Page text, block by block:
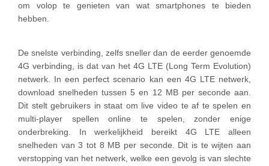
om volop te genieten van wat smartphones te bieden
hebben.
De snelste verbinding, zelfs sneller dan de eerder genoemde
4G verbinding, is dat van het 4G LTE (Long Term Evolution)
netwerk. In een perfect scenario kan een 4G LTE netwerk,
download snelheden tussen 5 en 12 MB per seconde aan.
Dit stelt gebruikers in staat om live video te af te spelen en
multi-player spellen online te spelen, zonder enige
onderbreking. In werkelijkheid bereikt 4G LTE alleen
snelheden van 3 tot 8 MB per seconde. Dit is te wijten aan
verstopping van het netwerk, welke een gevolg is van slechte